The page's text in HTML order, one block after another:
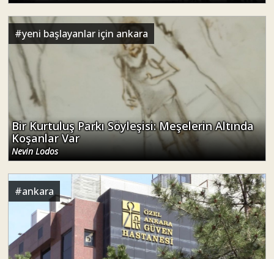
#yeni başlayanlar için ankara
Bir Kurtuluş Parkı Söyleşisi: Meşelerin Altında
Koşanlar Var
Nevin Lodos
#ankara